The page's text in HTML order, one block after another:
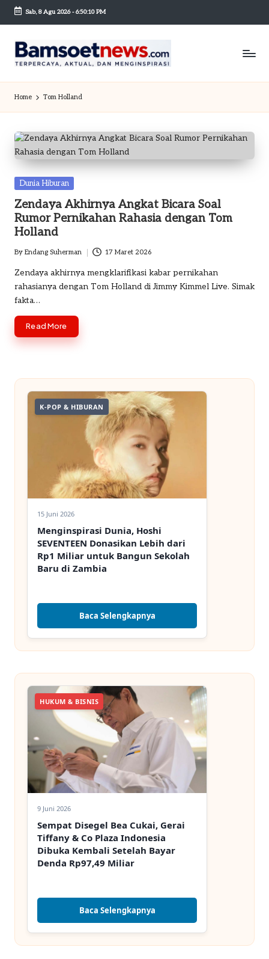
Skip
content
Sab, 8 Agu 2026-6:50:10 PM
B
a
m
s
o
et
n
e
w
sc
o
m
Mobilitas
Home Tom Holland
Posted
Dunia Hiburan
Zendaya Akhirnya Angkat Bicara Soal
Rumor Pernikahan Rahasia dengan Tom
Holland
Posted
by
By Endang Suherman 17 Maret 2026
Zendaya akhirnya mengklarifikasi kabar pernikahan
rahasianya dengan Tom Holland di Jimmy Kimmel Live. Simak
fakta…
Read More
K-POP & HIBURAN
15 Juni 2026
Menginspirasi Dunia, Hoshi
SEVENTEEN Donasikan Lebih dari
Rp1 Miliar untuk Bangun Sekolah
Baru di Zambia
Baca Selengkapnya
HUKUM & BISNIS
9 Juni 2026
Sempat Disegel Bea Cukai, Gerai
Tiffany & Co Plaza Indonesia
Dibuka Kembali Setelah Bayar
Denda Rp97,49 Miliar
Baca Selengkapnya